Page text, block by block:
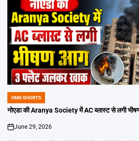
POSTED
IN
HNN SHORTS
नोएडा की Aranya Society में AC ब्लास्ट से लगी
on
June 29, 2026